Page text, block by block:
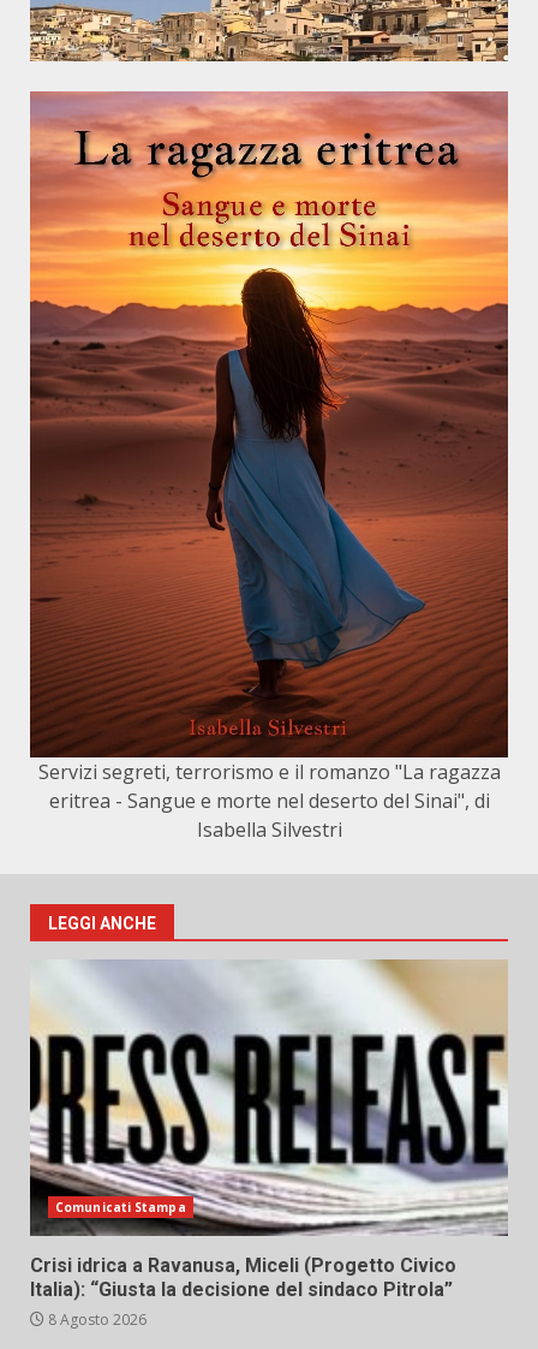
Servizi segreti, terrorismo e il romanzo "La ragazza
eritrea - Sangue e morte nel deserto del Sinai", di
Isabella Silvestri
LEGGI ANCHE
Comunicati Stampa
Crisi idrica a Ravanusa, Miceli (Progetto Civico
Italia): “Giusta la decisione del sindaco Pitrola”
8 Agosto 2026